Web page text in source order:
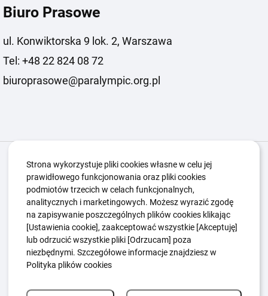
Biuro Prasowe
ul. Konwiktorska 9 lok. 2, Warszawa
Tel: +48 22 824 08 72
biuroprasowe@paralympic.org.pl
Igrzyska Paralimpijskie O nas
Kwalifikacje ZSK
Kluby Aktualności
Edukacja
Guttmanny Kontakt
Polityka Ochrony Dzieci
Sygnaliści
Polityka plików cookie
Strona wykorzystuje pliki cookies własne w celu jej
prawidłowego funkcjonowania oraz pliki cookies
podmiotów trzecich w celach funkcjonalnych,
analitycznych i marketingowych. Możesz wyrazić zgodę
na zapisywanie poszczególnych plików cookies klikając
[Ustawienia cookie], zaakceptować wszystkie [Akceptuję]
lub odrzucić wszystkie pliki [Odrzucam] poza
niezbędnymi. Szczegółowe informacje znajdziesz w
Polityka plików cookies